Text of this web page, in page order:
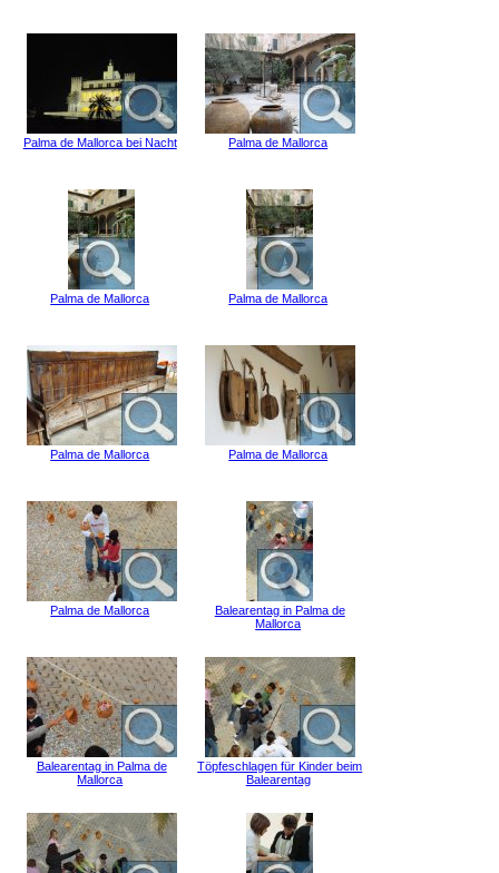
Palma de Mallorca bei Nacht Palma de Mallorca
Palma de Mallorca Palma de Mallorca
Palma de Mallorca Palma de Mallorca
Palma de Mallorca
Balearentag in Palma de
Mallorca
Balearentag in Palma de
Mallorca
Töpfeschlagen für Kinder beim
Balearentag